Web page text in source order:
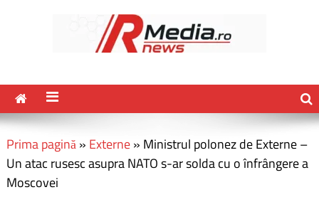
Prima pagină» Externe» Ministrul polonez de Externe –
Un atac rusesc asupra NATO s-ar solda cu o înfrângere a
Moscovei